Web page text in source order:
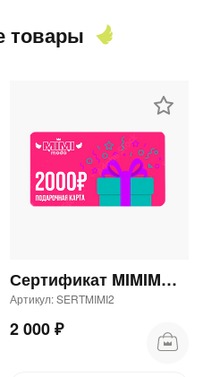
товары
Сертификат MIMIMODA 2000 р.
Артикул: SERTMIMI2
2 000 ₽